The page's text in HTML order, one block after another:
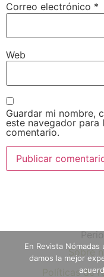
Correo electrónico *
Web
Guardar mi nombre,
este navegador para
comentario.
Sobre
Políticas de
En Revista
damos la mejor